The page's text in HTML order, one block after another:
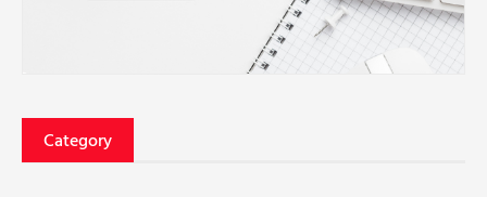
Category